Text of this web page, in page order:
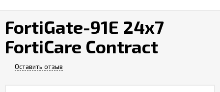
Доставка
и
оплата
FortiGate-91E 24x7
FortiCare Contract
Оставить отзыв